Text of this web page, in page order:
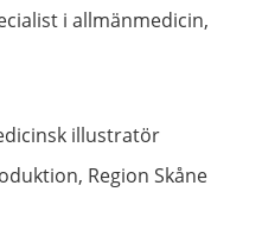
i allmänmedicin,
illustratör
Region Skåne